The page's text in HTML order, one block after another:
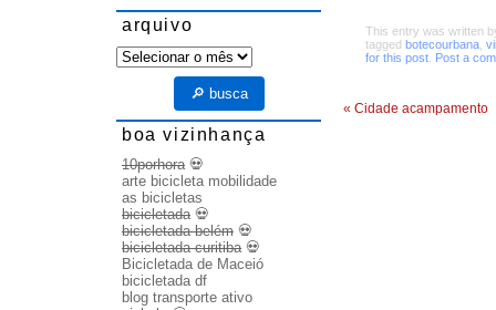
This entry was written
tagged botecourbana
for this post
Post a
« Cidade acampamento
arquivo
arquivo
🔎 busca
boa vizinhança
10porhora💀
arte bicicleta mobilidade
as bicicletas
bicicletada💀
bicicletada belém 💀
bicicletada curitiba💀
Bicicletada de Maceió
bicicletada df
blog transporte ativo